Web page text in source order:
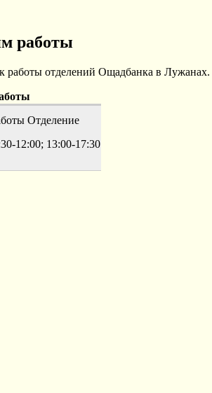
работы
работы отделений Ощадбанка в
Отделение
12:00; 13:00-17:30